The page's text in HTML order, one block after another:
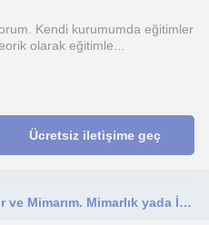
Kendi kurumumda eğitimler
olarak eğitimle...
Ücretsiz iletişime geç
Ben 17 yıllık Mimari Restoratör ve Mimarım. Mimarlık yada İç mimarlık okuyan öğrencilere, yeni mezunlara veya çalışanlara